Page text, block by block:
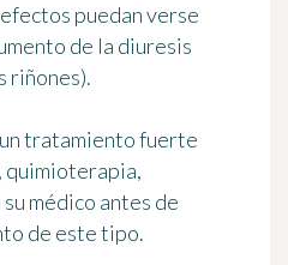
puedan verse
de la diuresis
riñones).
tratamiento fuerte
quimioterapia,
médico antes de
de este tipo.